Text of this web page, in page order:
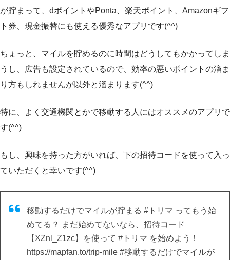
が貯まって、dポイントやPonta、楽天ポイント、Amazonギフ
ト券、現金振替にも使える優秀なアプリです(^^)
ちょっと、マイルを貯めるのに時間はどうしてもかかってしま
うし、広告も設定されているので、効率の悪いポイントの溜ま
り方もしれませんが以外と溜まります(^^)
特に、よく交通機関とかで移動する人にはオススメのアプリで
す(^^)
もし、興味を持った方がいれば、下の招待コードを使って入っ
ていただくと幸いです(^^)
移動するだけでマイルが貯まる #トリマ ってもう始
めてる？ まだ始めてないなら、招待コード
【XZnl_Z1zc】を使って #トリマ を始めよう！
https://mapfan.to/trip-mile #移動するだけでマイルが